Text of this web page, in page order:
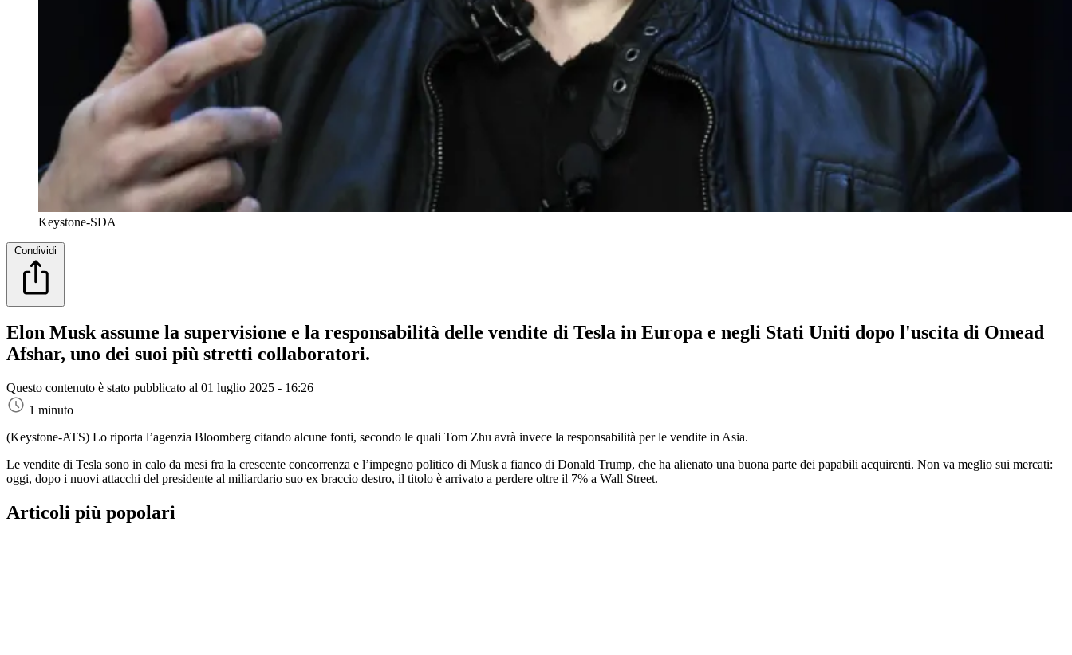
Keystone-SDA
Condividi
Elon Musk assume la supervisione e la responsabilità delle vendite di Tesla in Europa e negli Stati Uniti dopo l'uscita di Omead
Afshar, uno dei suoi più stretti collaboratori.
Questo contenuto è stato pubblicato al 01 luglio 2025 - 16:26
1 minuto
(Keystone-ATS) Lo riporta l’agenzia Bloomberg citando alcune fonti, secondo le quali Tom Zhu avrà invece la responsabilità per le vendite in Asia.
Le vendite di Tesla sono in calo da mesi fra la crescente concorrenza e l’impegno politico di Musk a fianco di Donald Trump, che ha alienato una buona parte dei papabili acquirenti. Non va meglio sui mercati:
oggi, dopo i nuovi attacchi del presidente al miliardario suo ex braccio destro, il titolo è arrivato a perdere oltre il 7% a Wall Street.
Articoli più popolari